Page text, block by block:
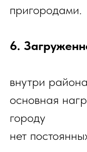
пригородами.
6.
внутри
основная
городу
нет